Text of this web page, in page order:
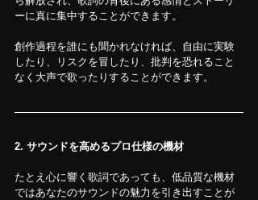
ーに真に集中することができます。
創作過程を誰にも聞かれなければ、自由に実験
したり、リスクを冒したり、批判を恐れること
なく大声で歌ったりすることができます。
2. サウンドを高めるプロ仕様の機材
たとえ心に響く歌詞であっても、低品質な機材
ではあなたのサウンドの魅力を引き出すことが